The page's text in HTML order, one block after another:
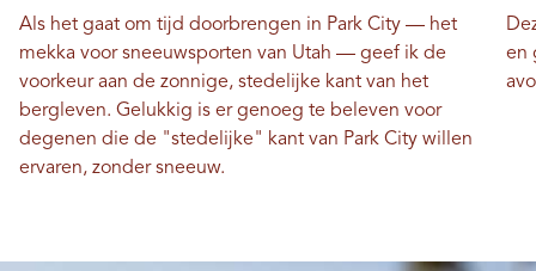
Als het gaat om tijd doorbrengen in Park City — het
mekka voor sneeuwsporten van Utah — geef ik de
voorkeur aan de zonnige, stedelijke kant van het
bergleven. Gelukkig is er genoeg te beleven voor
degenen die de "stedelijke" kant van Park City willen
ervaren, zonder sneeuw.
en